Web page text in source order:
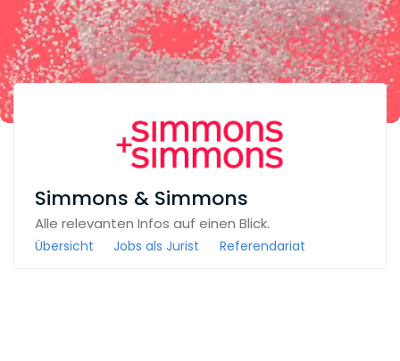
Simmons & Simmons
Alle relevanten Infos auf einen Blick.
Übersicht Jobs als Jurist Referendariat